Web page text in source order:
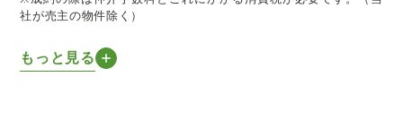
社が売主の物件除く）
もっと見る